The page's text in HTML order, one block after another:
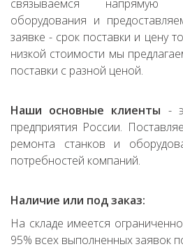
связываемся напрямую
оборудования и
заявке - срок поставки и цену
низкой стоимости мы
поставки с разной ценой.
Наши основные клиенты -
предприятия России.
ремонта станков и
потребностей компаний.
Наличие или под заказ:
На складе имеется
95% всех выполненных заявок